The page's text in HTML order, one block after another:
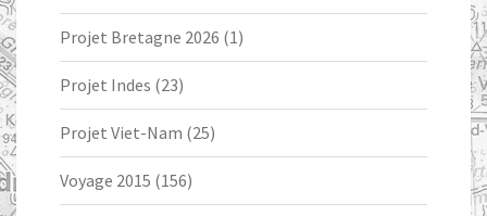
Projet Bretagne 2026 (1)
Projet Indes (23)
Projet Viet-Nam (25)
Voyage 2015 (156)